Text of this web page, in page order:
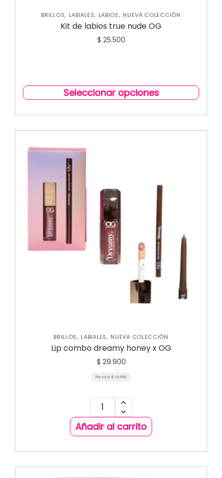
BRILLOS, LABIALES, LABIOS, NUEVA COLECCIÓN
Kit de labios true nude OG
$ 25.500
Seleccionar opciones
BRILLOS, LABIALES, NUEVA COLECCIÓN
Lip combo dreamy honey x OG
$ 29.900
Pieza a: $ 14.950
Añadir al carrito